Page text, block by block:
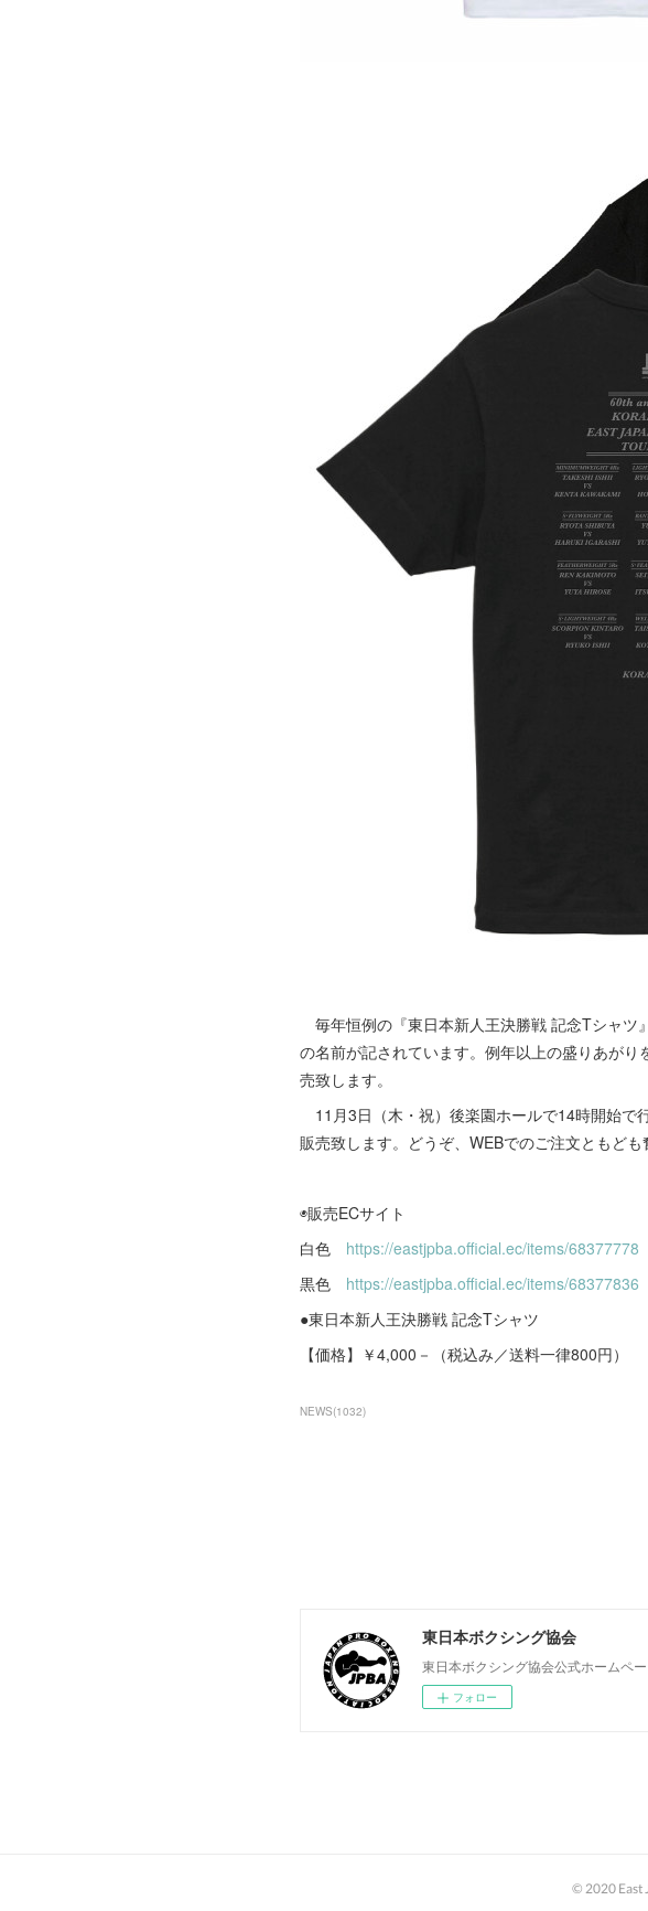
毎年恒例の『東日本新人王決勝戦 記念Tシャツ
の名前が記されています。例年以上の盛りあが
売致します。
11月3日（木・祝）後楽園ホールで14時開始で
販売致します。どうぞ、WEBでのご注文ともど
◉販売ECサイト
白色 https://eastjpba.official.ec/items/68377778
黒色 https://eastjpba.official.ec/items/68377836
●東日本新人王決勝戦 記念Tシャツ
【価格】￥4,000－（税込み／送料一律800円）
NEWS(1032)
東日本ボクシング協会
東日本ボクシング協会公式ホームペー
フォロー
© 2020 East